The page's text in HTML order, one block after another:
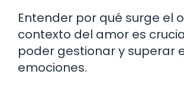
Entender por qué surge el
contexto del amor es
poder gestionar y superar
emociones.